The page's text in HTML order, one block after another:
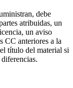
debe
atribuidas, un
un aviso
CC anteriores a la
título del material si